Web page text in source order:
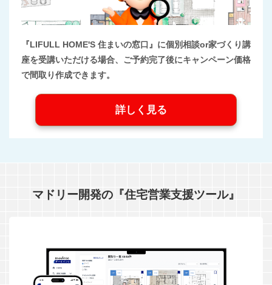
『LIFULL HOME'S 住まいの窓口』に個別相談or家づくり講
座を受講いただける場合、ご予約完了後にキャンペーン価格
で間取り作成できます。
詳しく見る
マドリー開発の『住宅営業支援ツール』